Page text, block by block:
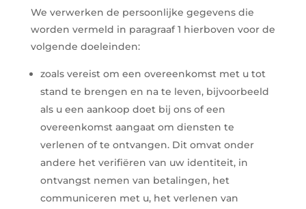
We verwerken de persoonlijke gegevens die
worden vermeld in paragraaf 1 hierboven voor de
volgende doeleinden:
zoals vereist om een overeenkomst met u tot
stand te brengen en na te leven, bijvoorbeeld
als u een aankoop doet bij ons of een
overeenkomst aangaat om diensten te
verlenen of te ontvangen. Dit omvat onder
andere het verifiëren van uw identiteit, in
ontvangst nemen van betalingen, het
communiceren met u, het verlenen van